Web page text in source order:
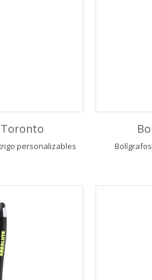
personalizables